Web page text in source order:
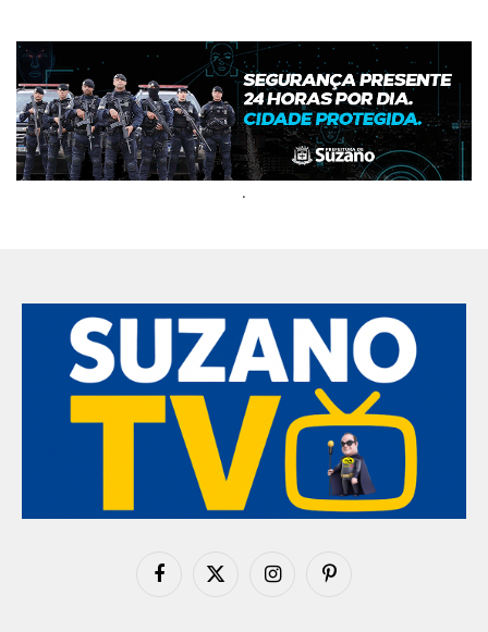
.
FacebookX
InstagramPinterest